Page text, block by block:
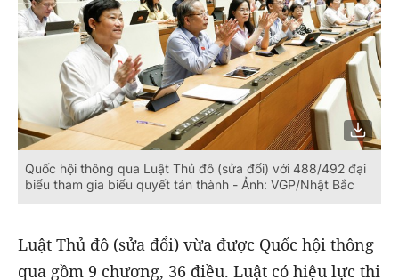
Quốc hội thông qua Luật Thủ đô (sửa đổi) với 488/492 đại
biểu tham gia biểu quyết tán thành - Ảnh: VGP/Nhật Bắc
Luật Thủ đô (sửa đổi) vừa được Quốc hội thông
qua gồm 9 chương, 36 điều. Luật có hiệu lực thi